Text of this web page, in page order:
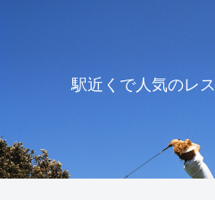
駅近くで人気のレ